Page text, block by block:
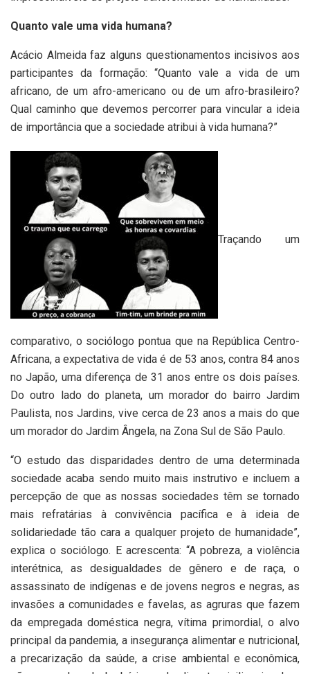
Quanto vale uma vida humana?
Acácio Almeida faz alguns questionamentos incisivos aos
participantes da formação: “Quanto vale a vida de um
africano, de um afro-americano ou de um afro-brasileiro?
Qual caminho que devemos percorrer para vincular a ideia
de importância que a sociedade atribui à vida humana?”
Traçando um
comparativo, o sociólogo pontua que na República Centro-
Africana, a expectativa de vida é de 53 anos, contra 84 anos
no Japão, uma diferença de 31 anos entre os dois países.
Do outro lado do planeta, um morador do bairro Jardim
Paulista, nos Jardins, vive cerca de 23 anos a mais do que
um morador do Jardim Ângela, na Zona Sul de São Paulo.
“O estudo das disparidades dentro de uma determinada
sociedade acaba sendo muito mais instrutivo e incluem a
percepção de que as nossas sociedades têm se tornado
mais refratárias à convivência pacífica e à ideia de
solidariedade tão cara a qualquer projeto de humanidade”,
explica o sociólogo. E acrescenta: “A pobreza, a violência
interétnica, as desigualdades de gênero e de raça, o
assassinato de indígenas e de jovens negros e negras, as
invasões a comunidades e favelas, as agruras que fazem
da empregada doméstica negra, vítima primordial, o alvo
principal da pandemia, a insegurança alimentar e nutricional,
a precarização da saúde, a crise ambiental e econômica,